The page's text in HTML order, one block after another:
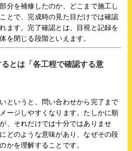
分を補修したのか、どこまで施工し
とで、完成時の見た目だけでは確認
ます。完了確認とは、目視と記録を
を閉じる段階といえます。
とは「各工程で確認する意
というと、問い合わせから完了まで
ージしやすくなります。たしかに順
、それだけでは十分ではありませ
どのような意味があり、なぜその段
かを理解することです。